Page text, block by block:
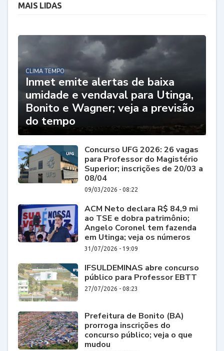
MAIS LIDAS
CLIMA TEMPO
Inmet emite alertas de baixa
umidade e vendaval para Utinga,
Bonito e Wagner; veja a previsão
do tempo
Concurso UFG 2026: 26 vagas
para Professor do Magistério
Superior; inscrições de 20/03 a
08/04
09/03/2026 - 08:22
ACM Neto declara R$ 84,9 mi
ao TSE e dobra patrimônio;
Angelo Coronel tem fazenda
em Utinga; veja os números
31/07/2026 - 19:09
IFSULDEMINAS abre concurso
público para Professor EBTT
27/07/2026 - 08:23
Prefeitura de Bonito (BA)
prorroga inscrições do
concurso público; veja o que
mudou